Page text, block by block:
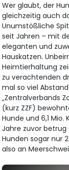
Wer glaubt, der
gleichzeitig auch
Unumstößliche
seit Jahren – mit
eleganten und
Hauskatzen.
Heimtierhaltung
zu verachtenden
mal so viel
„Zentralverbands
(kurz ZZF)
Hunde und 6,1
Jahre zuvor betrug
Hunden sogar nur
also an